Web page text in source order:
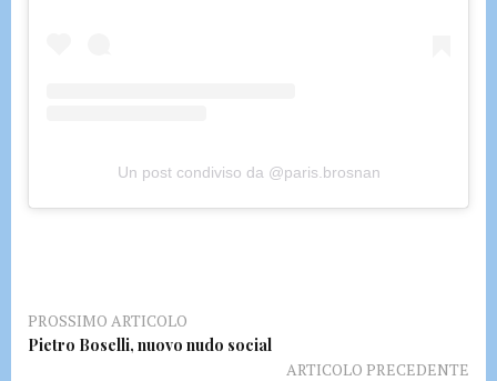
Un post condiviso da @paris.brosnan
PROSSIMO ARTICOLO
Pietro Boselli, nuovo nudo social
ARTICOLO PRECEDENTE